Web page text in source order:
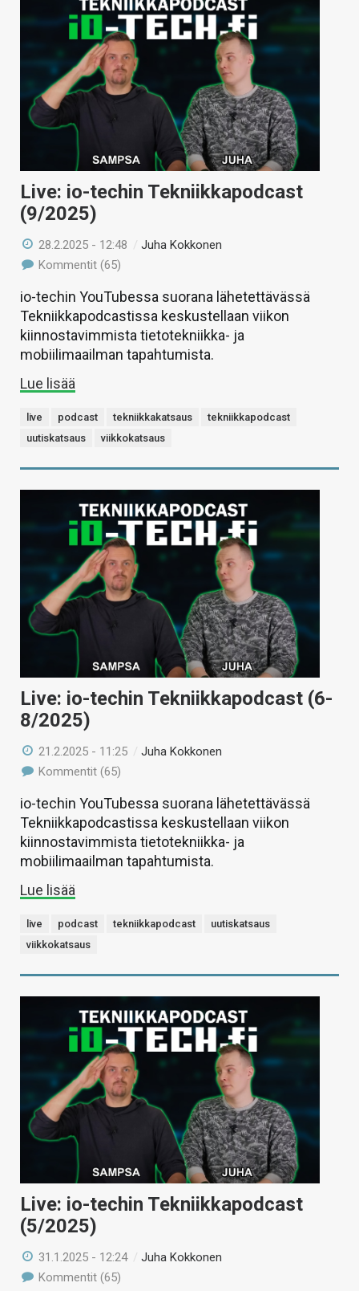
Live: io-techin Tekniikkapodcast
(9/2025)
28.2.2025 - 12:48 /Juha Kokkonen
Kommentit (65)
io-techin YouTubessa suorana lähetettävässä
Tekniikkapodcastissa keskustellaan viikon
kiinnostavimmista tietotekniikka- ja
mobiilimaailman tapahtumista.
Lue lisää
live podcast tekniikkakatsaus
tekniikkapodcast
uutiskatsaus
viikkokatsaus
Live: io-techin Tekniikkapodcast (6-
8/2025)
21.2.2025 - 11:25 /Juha Kokkonen
Kommentit (65)
io-techin YouTubessa suorana lähetettävässä
Tekniikkapodcastissa keskustellaan viikon
kiinnostavimmista tietotekniikka- ja
mobiilimaailman tapahtumista.
Lue lisää
live podcast tekniikkapodcast
uutiskatsaus
viikkokatsaus
Live: io-techin Tekniikkapodcast
(5/2025)
31.1.2025 - 12:24 /Juha Kokkonen
Kommentit (65)